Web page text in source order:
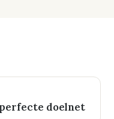
doelnet